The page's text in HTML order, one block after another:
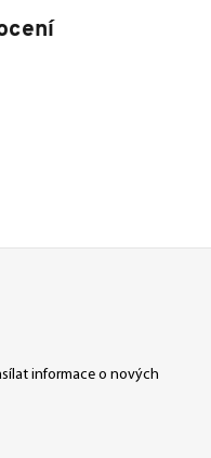
informace o nových